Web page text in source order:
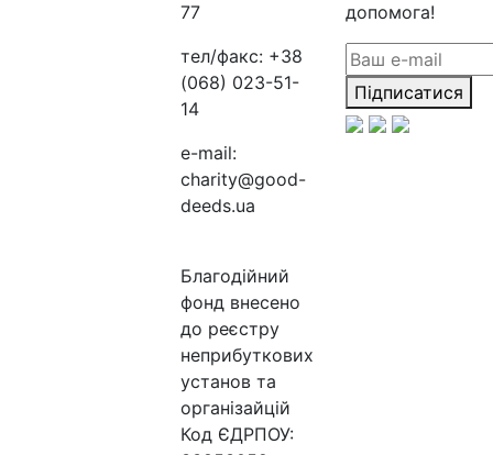
77
тел/факс: +38
(068) 023-51-
14
e-mail:
charity@good-
deeds.ua
Благодійний
фонд внесено
до реєстру
неприбуткових
установ та
організайцій
Код ЄДРПОУ:
допомога!
Підписатися